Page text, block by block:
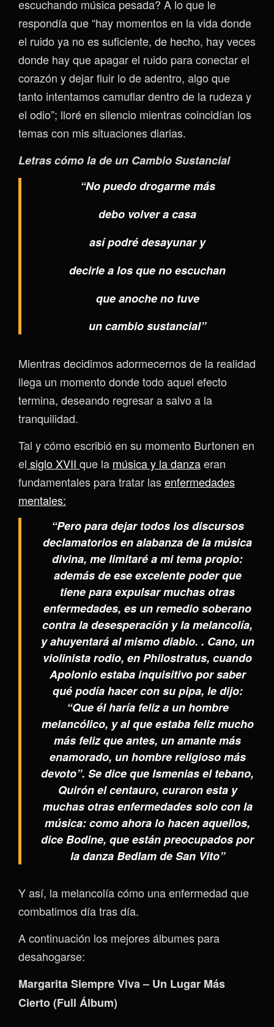
escuchando música pesada? A lo que le
respondía que “hay momentos en la vida donde
el ruido ya no es suficiente, de hecho, hay veces
donde hay que apagar el ruido para conectar el
corazón y dejar fluir lo de adentro, algo que
tanto intentamos camuflar dentro de la rudeza y
el odio”; lloré en silencio mientras coincidían los
temas con mis situaciones diarias.
Letras cómo la de un Cambio Sustancial
“No puedo drogarme más
debo volver a casa
así podré desayunar y
decirle a los que no escuchan
que anoche no tuve
un cambio sustancial”
Mientras decidimos adormecernos de la realidad
llega un momento donde todo aquel efecto
termina, deseando regresar a salvo a la
tranquilidad.
Tal y cómo escribió en su momento Burtonen en
el siglo XVII que la música y la danzaeran
fundamentales para tratar lasenfermedades
mentales:
“Pero para dejar todos los discursos
declamatorios en alabanza de la música
divina, me limitaré a mi tema propio:
además de ese excelente poder que
tiene para expulsar muchas otras
enfermedades, es un remedio soberano
contra la desesperación y la melancolía,
y ahuyentará al mismo diablo. . Cano, un
violinista rodio, en Philostratus, cuando
Apolonio estaba inquisitivo por saber
qué podía hacer con su pipa, le dijo:
“Que él haría feliz a un hombre
melancólico, y al que estaba feliz mucho
más feliz que antes, un amante más
enamorado, un hombre religioso más
devoto”. Se dice que Ismenias el tebano,
Quirón el centauro, curaron esta y
muchas otras enfermedades solo con la
música: como ahora lo hacen aquellos,
dice Bodine, que están preocupados por
la danza Bedlam de San Vito”
Y así, la melancolía cómo una enfermedad que
combatimos día tras día.
A continuación los mejores álbumes para
desahogarse:
Margarita Siempre Viva – Un Lugar Más
Cierto (Full Álbum)